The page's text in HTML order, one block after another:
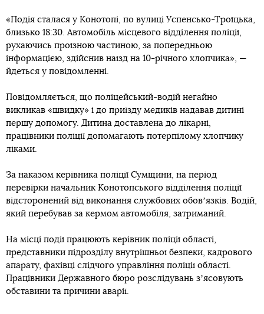
«Подія сталася у Конотопі, по вулиці Успенсько-Троїцька,
близько 18:30. Автомобіль місцевого відділення поліції,
рухаючись проїзною частиною, за попередньою
інформацією, здійснив наїзд на 10-річного хлопчика», —
йдеться у повідомленні.
Повідомляється, що поліцейський-водій негайно
викликав «швидку» і до приїзду медиків надавав дитині
першу допомогу. Дитина доставлена до лікарні,
працівники поліції допомагають потерпілому хлопчику
ліками.
За наказом керівника поліції Сумщини, на період
перевірки начальник Конотопського відділення поліції
відсторонений від виконання службових обовʼязків. Водій,
який перебував за кермом автомобіля, затриманий.
На місці події працюють керівник поліції області,
представники підрозділу внутрішньої безпеки, кадрового
апарату, фахівці слідчого управління поліції області.
Працівники Державного бюро розслідувань зʼясовують
обставини та причини аварії.